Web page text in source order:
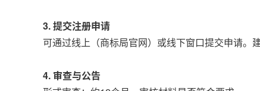
3. 提交注册申请
可通过线上（商标局官网）或线下窗口提交申请。
4. 审查与公告